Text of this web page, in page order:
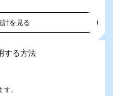
計を見る
る方法
。